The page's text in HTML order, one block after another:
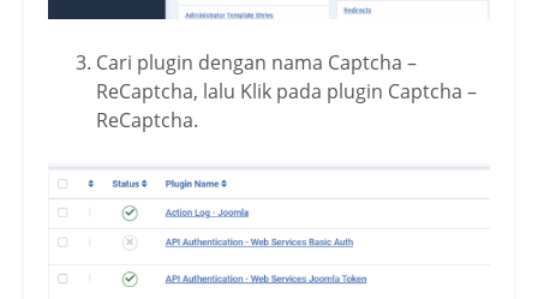
Cari plugin dengan nama Captcha –
ReCaptcha, lalu Klik pada plugin Captcha –
ReCaptcha.